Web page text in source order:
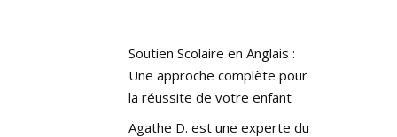
Soutien Scolaire en Anglais :
Une approche complète pour
la réussite de votre enfant
Agathe D. est une experte du